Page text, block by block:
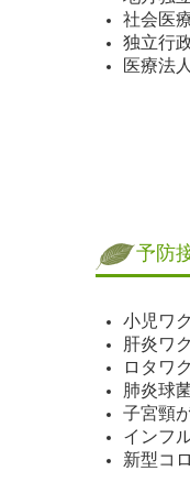
社会医
独立行
医療法
予防
小児ワ
肝炎ワ
ロタワ
肺炎球
子宮頸
インフ
新型コ